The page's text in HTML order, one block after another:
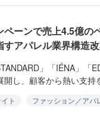
ペーンで売上4.5億
すアパレル業界構造
」「IÉNA」「
開し、顧客から熱い支持
ト ファッション／アパ